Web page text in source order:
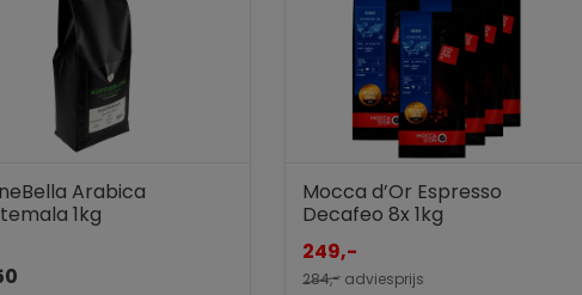
Arabica
1kg
Mocca d’Or Espresso
Decafeo 8x 1kg
249,-
284,-adviesprijs